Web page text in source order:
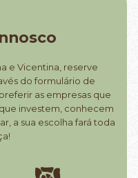
e Vicentina, reserve
do formulário de
as empresas que
investem, conhecem
a sua escolha fará toda